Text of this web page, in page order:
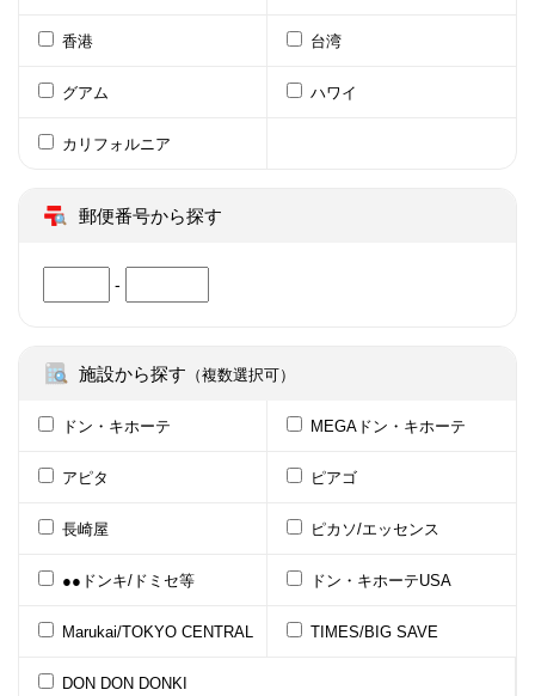
香港 台湾
グアム ハワイ
カリフォルニア
郵便番号から探す
-
施設から探す （複数選択可）
ドン・キホーテ MEGAドン・キホーテ
アピタ ピアゴ
長崎屋 ピカソ/エッセンス
●●ドンキ/ドミセ等 ドン・キホーテUSA
Marukai/TOKYO CENTRAL TIMES/BIG SAVE
DON DON DONKI